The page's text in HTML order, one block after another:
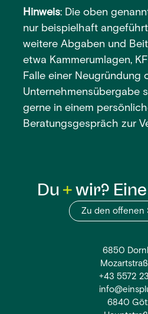
Hinweis: Die oben
nur beispielhaft
weitere Abgaben und
etwa Kammerumlagen,
Falle einer Neugründung
Unternehmensübergabe
gerne in einem
Beratungsgespräch zur
Du wir?
Zu den offenen
6850
+43 5572
6840